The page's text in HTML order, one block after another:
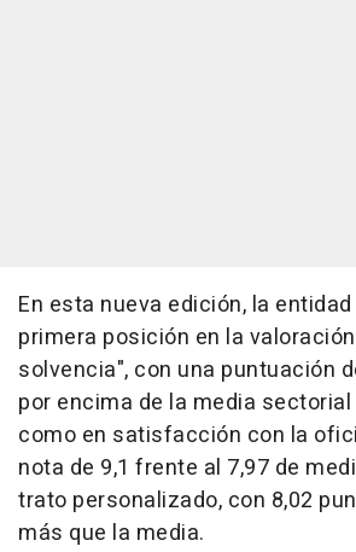
En esta nueva edición, la
primera posición en la
solvencia", con una puntuación
por encima de la media
como en satisfacción con la
nota de 9,1 frente al 7,97 de
trato personalizado, con 8,02
más que la media.